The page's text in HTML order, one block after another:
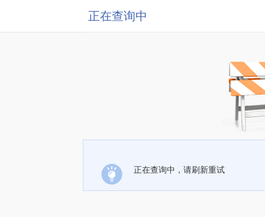
正在查询中
正在查询中，请刷新重试